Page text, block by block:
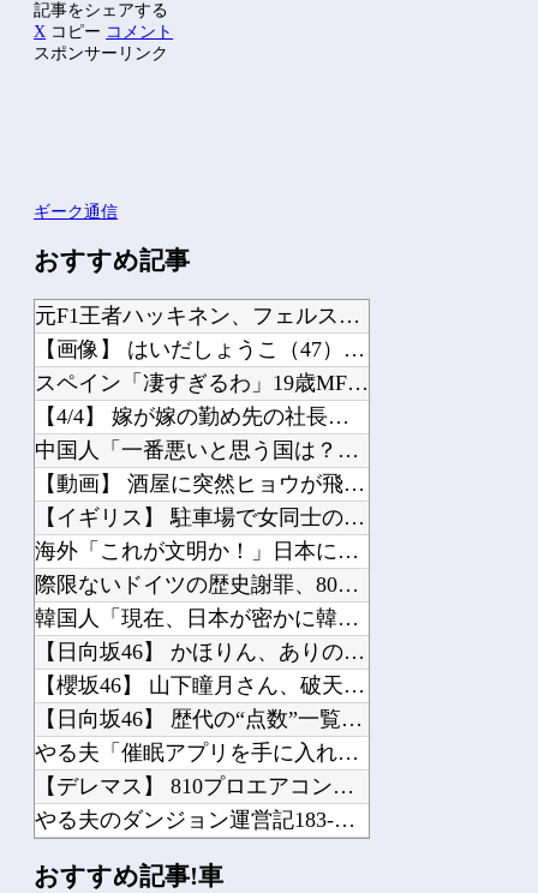
記事をシェアする
X コピー コメント
スポンサーリンク
ギーク通信
おすすめ記事
元F1王者ハッキネン、フェルスタペンのマクラーレン加入の噂に「なぜ調和がある現体...
【画像】 はいだしょうこ（47）「こんなオバサンでいいの…？」
スペイン「凄すぎるわ」19歳MF佐藤龍之介、圧巻ゴール！名門バレンシアで衝撃デビ...
【4/4】 嫁が嫁の勤め先の社長と不倫している。証拠を掴む前に嫁から離婚を切り出...
中国人「一番悪いと思う国は？」→1位中国ｗ 何で中国は日本が悪いと思ってるの？
【動画】 酒屋に突然ヒョウが飛び込んでくる
【イギリス】 駐車場で女同士の乱闘騒ぎが勃発
海外「これが文明か！」日本に比べて超石器時代だった英国に海外が大騒ぎ
際限ないドイツの歴史謝罪、80年前のホロコースト被害者に賠償…「日本はドイツを見...
韓国人「現在、日本が密かに韓国からパクっているものがこちら…」→「これは言い訳で...
【日向坂46】 かほりん、ありのままの姿・・・【藤嶌果歩1st写真集】
【櫻坂46】 山下瞳月さん、破天荒すぎる生き方がこちら
【日向坂46】 歴代の“点数”一覧、更新される
やる夫「催眠アプリを手に入れたんだけど……これ必要だった？」 第29話
【デレマス】 810プロエアコン騒動【ぷちかれシリーズ】
やる夫のダンジョン運営記183-雑談所ネタ118 懺悔小ネタ「創刻のファイアホイ...
おすすめ記事!車